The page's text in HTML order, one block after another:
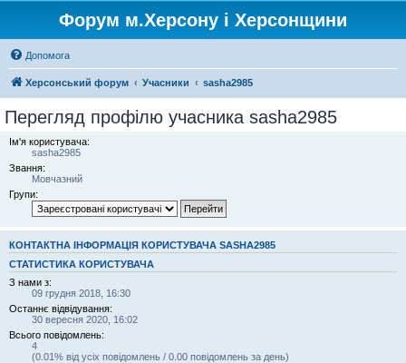
Форум м.Херсону і Херсонщини
Допомога
Херсонський форум Учасники sasha2985
Перегляд профілю учасника sasha2985
Ім'я користувача:
sasha2985
Звання:
Мовчазний
Групи:
КОНТАКТНА ІНФОРМАЦІЯ КОРИСТУВАЧА SASHA2985
СТАТИСТИКА КОРИСТУВАЧА
З нами з:
09 грудня 2018, 16:30
Останнє відвідування:
30 вересня 2020, 16:02
Всього повідомлень:
4
(0.01% від усіх повідомлень / 0.00 повідомлень за день)